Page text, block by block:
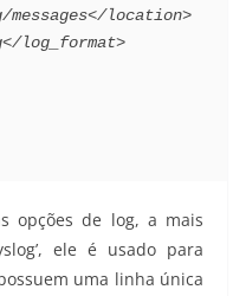
</location>
</log_format>
opções de log, a mais
ele é usado para
uma linha única